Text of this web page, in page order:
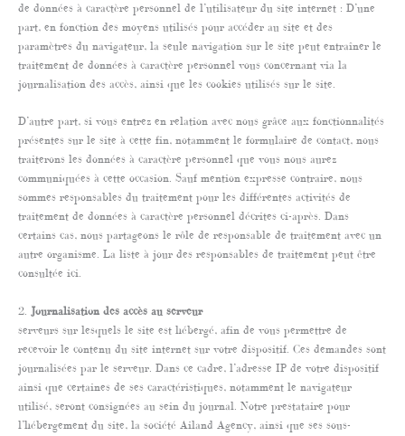
de données à caractère personnel de l’utilisateur du site internet : D’une
part, en fonction des moyens utilisés pour accéder au site et des
paramètres du navigateur, la seule navigation sur le site peut entraîner le
traitement de données à caractère personnel vous concernant via la
journalisation des accès, ainsi que les cookies utilisés sur le site.
D’autre part, si vous entrez en relation avec nous grâce aux fonctionnalités
présentes sur le site à cette fin, notamment le formulaire de contact, nous
traiterons les données à caractère personnel que vous nous aurez
communiquées à cette occasion. Sauf mention expresse contraire, nous
sommes responsables du traitement pour les différentes activités de
traitement de données à caractère personnel décrites ci-après. Dans
certains cas, nous partageons le rôle de responsable de traitement avec un
autre organisme. La liste à jour des responsables de traitement peut être
consultée ici.
2. Journalisation des accès au serveur
serveurs sur lesquels le site est hébergé, afin de vous permettre de
recevoir le contenu du site internet sur votre dispositif. Ces demandes sont
journalisées par le serveur. Dans ce cadre, l’adresse IP de votre dispositif
ainsi que certaines de ses caractéristiques, notamment le navigateur
utilisé, seront consignées au sein du journal. Notre prestataire pour
l’hébergement du site, la société Ailand Agency, ainsi que ses sous-